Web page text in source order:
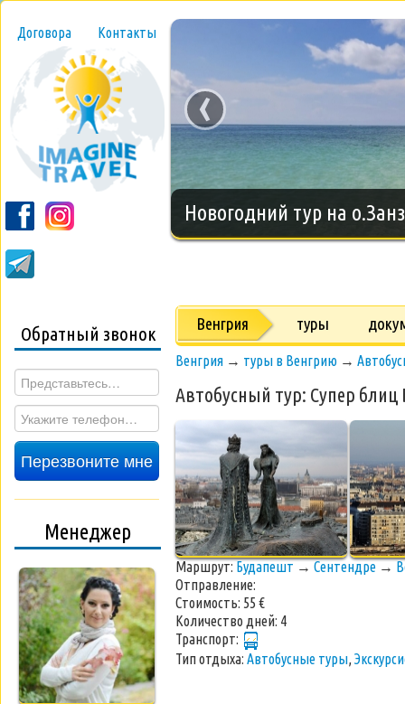
Договора Контакты
Новогодний тур на
‹
Обратный звонок
Перезвоните мне
Менеджер
Венгрия туры
Венгрия → туры в Венгрию →
Автобусный тур: Супер
Маршрут: Будапешт → Сентендре →
Отправление:
Стоимость: 55 €
Количество дней: 4
Транспорт:
Тип отдыха: Автобусные туры,